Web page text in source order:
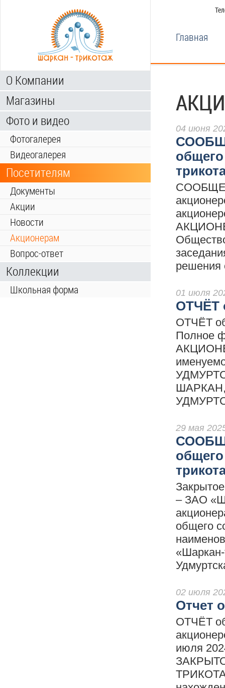
Главная
О Компании
Магазины
Фото и видео
Фотогалерея
Видеогалерея
Посетителям
Документы
Акции
Новости
Акционерам
Вопрос-ответ
Коллекции
Школьная форма
04 июня
решения
01 июля
ОТЧЁТ
ОТЧЁТ
Полное
ШАРКАН,
29 мая
– ЗАО
общего
02 июля
Отчет
ОТЧЁТ
июля